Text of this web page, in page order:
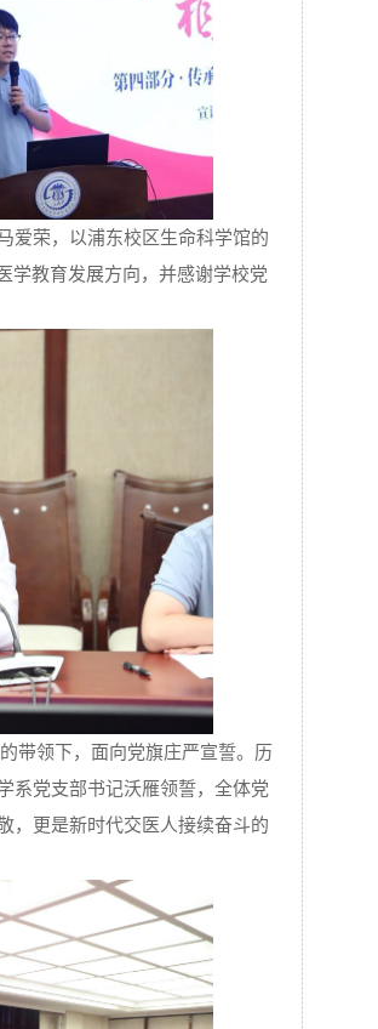
爱荣，以浦东校区生命科学馆的
学教育发展方向，并感谢学校党
带领下，面向党旗庄严宣誓。历
系党支部书记沃雁领誓，全体党
，更是新时代交医人接续奋斗的